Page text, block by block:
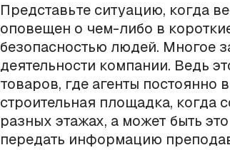
Представьте ситуацию, когда
оповещен о чем-либо в
безопасностью людей. Многое
деятельности компании. Ведь
товаров, где агенты постоянно
строительная площадка, когда
разных этажах, а может быть
передать информацию